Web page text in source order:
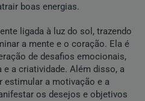
boas energias.
ligada à luz do sol, trazendo
a mente e o coração. Ela é
de desafios emocionais,
a criatividade. Além disso, a
estimular a motivação e a
os desejos e objetivos